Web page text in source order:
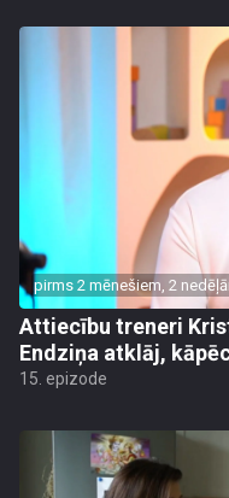
pirms 2 mēnešiem, 2
Attiecību treneri
Endziņa atklāj,
15. epizode